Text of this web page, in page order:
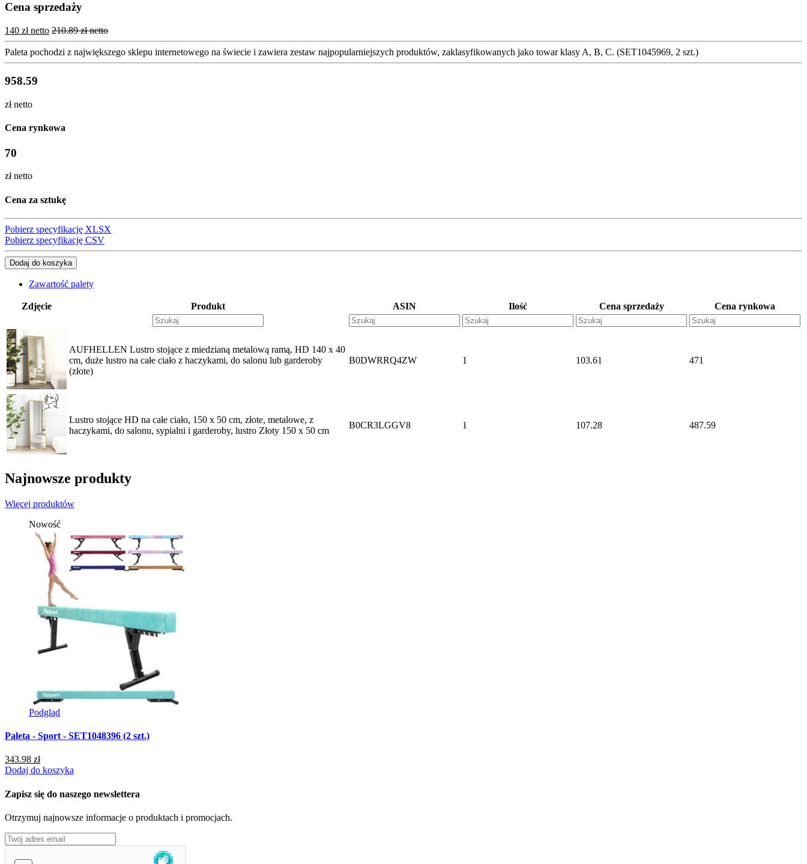
Cena sprzedaży
140 zł netto 210.89 zł netto
Paleta pochodzi z największego sklepu internetowego na świecie i zawiera zestaw najpopularniejszych produktów, zaklasyfikowanych jako towar klasy A, B, C. (SET1045969, 2 szt.)
958.59
zł netto
Cena rynkowa
70
zł netto
Cena za sztukę
Pobierz specyfikację XLSX
Pobierz specyfikację CSV
Dodaj do koszyka
Zawartość palety
Zdjęcie Produkt ASIN Ilość Cena sprzedaży Cena rynkowa
AUFHELLEN Lustro stojące z miedzianą metalową ramą, HD 140 x 40
cm, duże lustro na całe ciało z haczykami, do salonu lub garderoby
(złote)
B0DWRRQ4ZW 1 103.61 471
Lustro stojące HD na całe ciało, 150 x 50 cm, złote, metalowe, z
haczykami, do salonu, sypialni i garderoby, lustro Złoty 150 x 50 cm
B0CR3LGGV8 1 107.28 487.59
Najnowsze produkty
Więcej produktów
Nowość
Podgląd
Paleta - Sport - SET1048396 (2 szt.)
343.98 zł
Dodaj do koszyka
Zapisz się do naszego newslettera
Otrzymuj najnowsze informacje o produktach i promocjach.